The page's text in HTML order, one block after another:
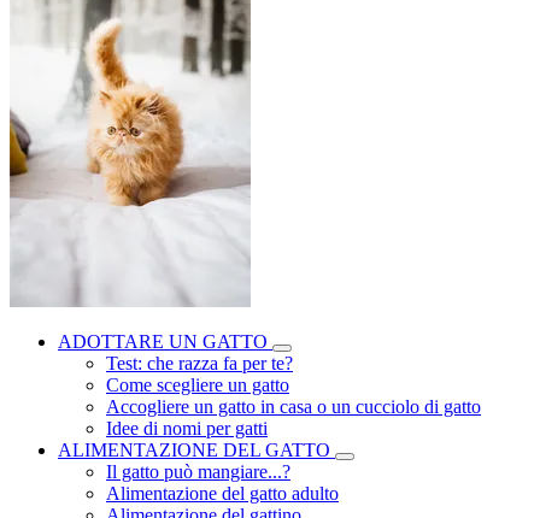
ADOTTARE UN GATTO
Test: che razza fa per te?
Come scegliere un gatto
Accogliere un gatto in casa o un cucciolo di gatto
Idee di nomi per gatti
ALIMENTAZIONE DEL GATTO
Il gatto può mangiare...?
Alimentazione del gatto adulto